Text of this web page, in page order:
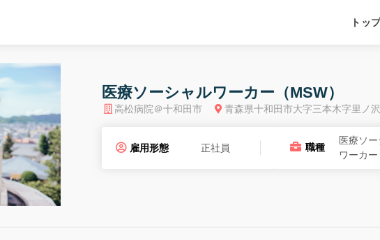
トッ
医療ソーシャルワーカー（MSW）
高松病院＠十和田市 青森県十和田市大字三本木字里ノ
雇用形態 正社員 職種
医療ソ
ワーカ